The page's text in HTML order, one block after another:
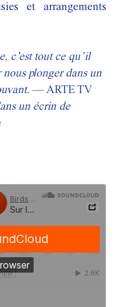
et arrangements
c’est tout ce qu’il
plonger dans un
— ARTE TV
un écrin de